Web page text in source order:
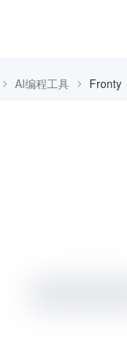
AI编程工具 Fronty